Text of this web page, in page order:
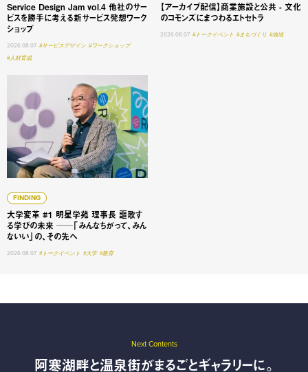
Service Design Jam vol.4 他社のサー
ビスを勝手に考える新サービス発想ワーク
ショップ
2026.08.07 #サービスデザイン #ワークショップ
#人材育成
【アーカイブ配信】商業施設と公共 - 文化
のコモンズにまつわるエトセトラ
2026.08.07 #トークイベント #まちづくり #地域
FINDING
大学変革 #1 明星学苑 理事長 謳歌す
る学びの未来 ──「みんなちがって、みん
ないい」の、その先へ
2026.08.07 #トークイベント #大学 #教育
大学変革 #1 明星学苑 理事長 謳歌する学びの未来 ──「み
Next Contents
阿寒湖畔と温泉街がまるごとギャラリーに。